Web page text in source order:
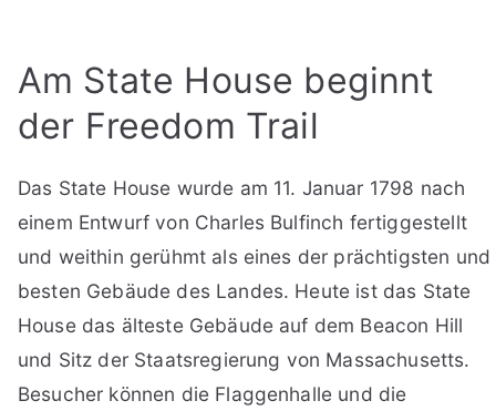
Am State House beginnt
der Freedom Trail
Das State House wurde am 11. Januar 1798 nach
einem Entwurf von Charles Bulfinch fertiggestellt
und weithin gerühmt als eines der prächtigsten und
besten Gebäude des Landes. Heute ist das State
House das älteste Gebäude auf dem Beacon Hill
und Sitz der Staatsregierung von Massachusetts.
Besucher können die Flaggenhalle und die